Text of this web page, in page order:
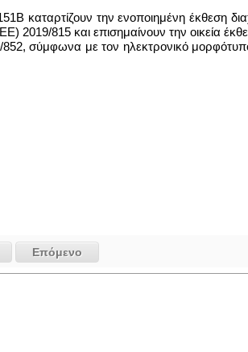
καταρτίζουν την ενοποιημένη έκθεση
2019/815 και επισημαίνουν την οικεία
σύμφωνα με τον ηλεκτρονικό μορφότυπο
Επόμενο